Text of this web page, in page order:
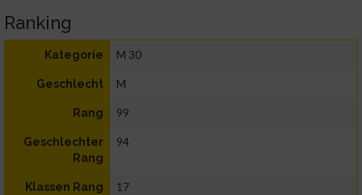
Ranking
Kategorie M 30
Geschlecht M
Rang 99
Geschlechter
Rang
94
Klassen Rang 17